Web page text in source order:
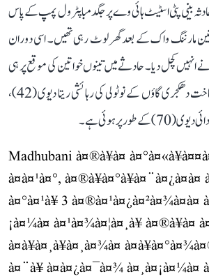
بینی پٹی اسٹیٹ ہائی وے پر جگدمبا پٹرول پمپ کے پاس
مارننگ واک کے بعد گھر لوٹ رہی تھیں۔ اسی دوران
انہیں کچل دیا۔ حادثے میں تینوں خواتین کی موقع پر ہی
موت ہو گئی۔ خواتین کی شناخت دھکجری گاؤں کے نوٹولی کی رہائشی ریتا دیوی (42)،
Madhubani à¤®à¥à¤
à¤à¤¹à¤°, à¤®à¥à¤°à¥à¤¨à¤¿à¤à¤
à¤°à¤¹à¥ 3 à¤®à¤¹à¤¿à¤²à¤¾à¤à¤
¡à¤¼à¤ à¤¹à¤¾à¤¦à¤¸à¥ à¤®à¥à¤
à¤à¥à¤¸à¥à¤¸à¤¾à¤
à¤¨à¥ à¤à¤¿à¤¯à¤¾ à¤¸à¤¡à¤¼à¤